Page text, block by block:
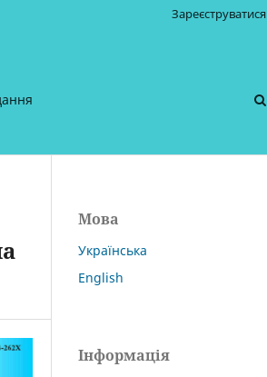
Зареєструватися
Мова
Українська
English
Інформація